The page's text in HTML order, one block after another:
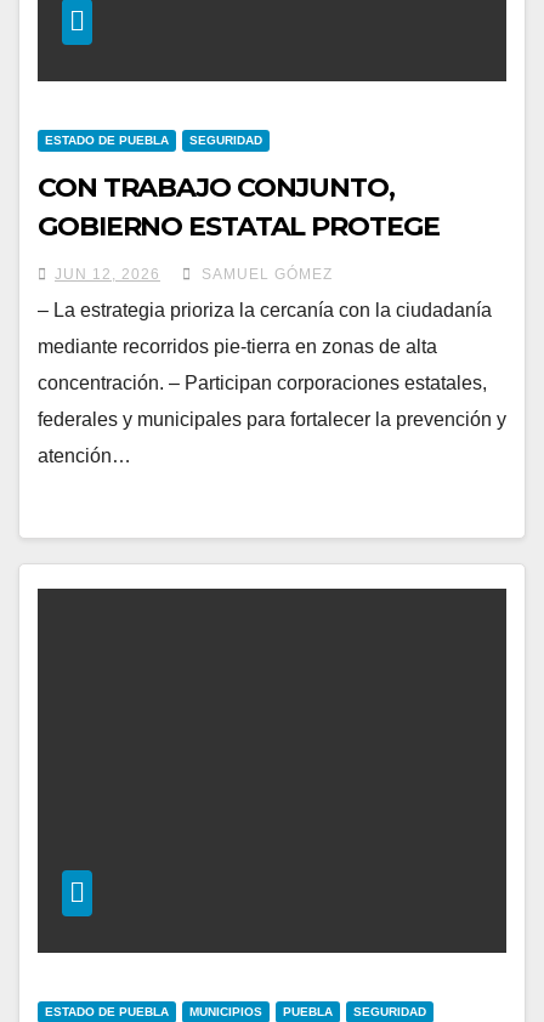
ESTADO DE PUEBLA SEGURIDAD
CON TRABAJO CONJUNTO,
GOBIERNO ESTATAL PROTEGE
ESPACIOS PÚBLICOS CON
SEGURIDAD CIUDADANA Y
PROXIMIDAD
JUN 12, 2026 SAMUEL GÓMEZ
– La estrategia prioriza la cercanía con la ciudadanía
mediante recorridos pie-tierra en zonas de alta
concentración. – Participan corporaciones estatales,
federales y municipales para fortalecer la prevención y
atención…
ESTADO DE PUEBLA MUNICIPIOS PUEBLA SEGURIDAD